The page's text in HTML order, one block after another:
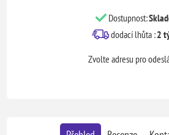
Dostupnost:
dodací lhůta :2
Zvolte adresu pro